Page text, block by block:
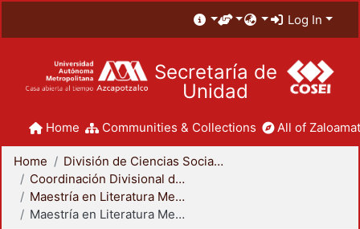
Log In
Secretaría de
Unidad
Home Communities & Collections All of
Home
División de Ciencias Sociales y Humanidades
Coordinación Divisional de Posgrado
Maestría en Literatura Mexicana Contemporánea
Maestría en Literatura Mexicana Contemporánea